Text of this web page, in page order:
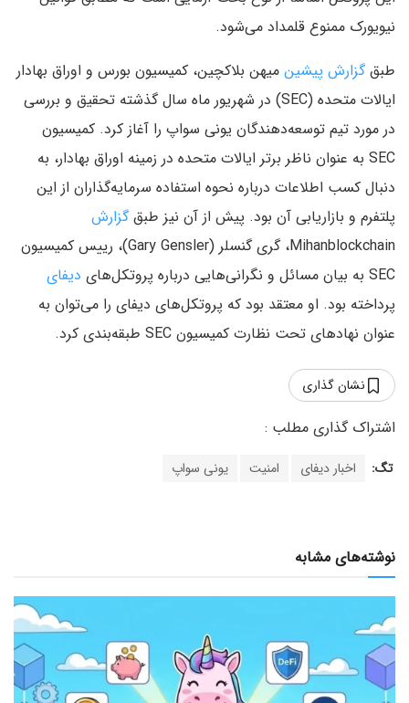
نیویورک ممنوع قلمداد می‌شود.
طبقگزارش پیشین میهن بلاکچین، کمیسیون بورس و اوراق بهادار
ایالات متحده (SEC) در شهریور ماه سال گذشته تحقیق و بررسی
در مورد تیم توسعه‌دهندگان یونی سواپ را آغاز کرد. کمیسیون
SEC به عنوان ناظر برتر ایالات متحده در زمینه اوراق بهادار، به
دنبال کسب اطلاعات درباره نحوه استفاده سرمایه‌گذاران از این
پلتفرم و بازاریابی آن بود. پیش از آن نیز طبقگزارش
Mihanblockchain، گری گنسلر (Gary Gensler)، رییس کمیسیون
SEC به بیان مسائل و نگرانی‌هایی درباره پروتکل‌های
دیفای
پرداخته بود. او معتقد بود که پروتکل‌های دیفای را می‌توان به
عنوان نهادهای تحت نظارت کمیسیون SEC طبقه‌بندی کرد.
نشان گذاری
تگ: اخبار دیفای امنیت یونی سواپ
نوشته‌های مشابه